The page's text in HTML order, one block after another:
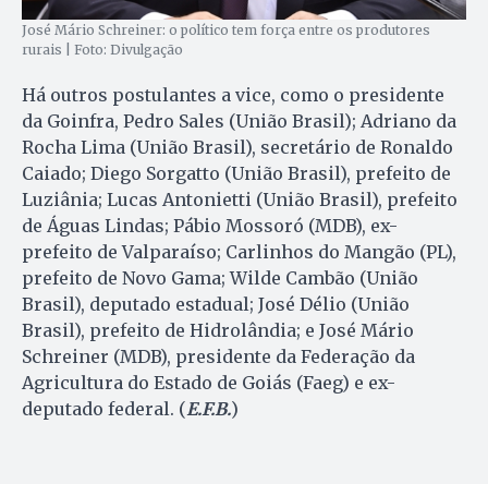
José Mário Schreiner: o político tem força entre os produtores
rurais | Foto: Divulgação
Há outros postulantes a vice, como o presidente
da Goinfra, Pedro Sales (União Brasil); Adriano da
Rocha Lima (União Brasil), secretário de Ronaldo
Caiado; Diego Sorgatto (União Brasil), prefeito de
Luziânia; Lucas Antonietti (União Brasil), prefeito
de Águas Lindas; Pábio Mossoró (MDB), ex-
prefeito de Valparaíso; Carlinhos do Mangão (PL),
prefeito de Novo Gama; Wilde Cambão (União
Brasil), deputado estadual; José Délio (União
Brasil), prefeito de Hidrolândia; e José Mário
Schreiner (MDB), presidente da Federação da
Agricultura do Estado de Goiás (Faeg) e ex-
deputado federal. (E.F.B.)